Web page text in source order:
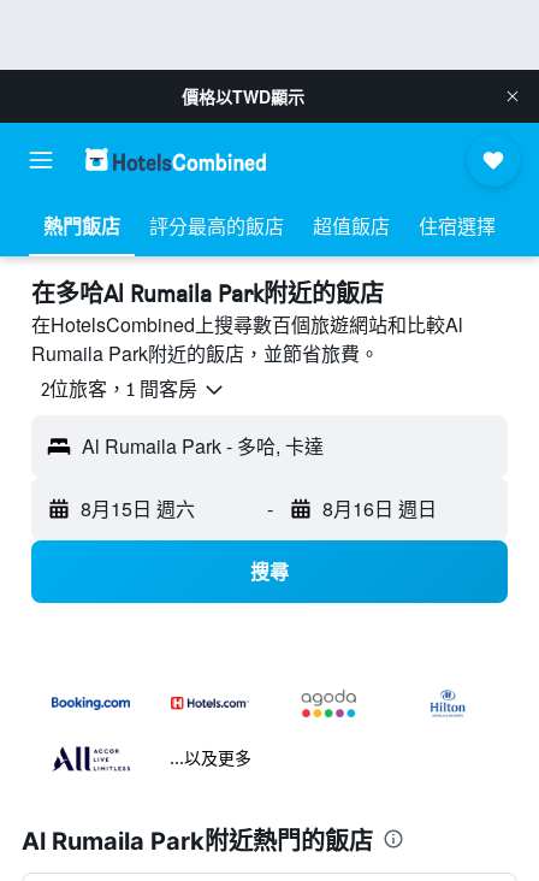
價格以TWD顯示
熱門飯店 評分最高的飯店 超值飯店 住宿選擇
​在多哈Al Rumaila Park附近​的飯店
在HotelsCombined上搜尋數百個旅遊網站和比較Al
Rumaila Park附近的飯店，並節省旅費。
2位旅客，1 間客房
Al Rumaila Park - 多哈, 卡達
8月15日 週六 - 8月16日 週日
搜尋
...以及更多
Al Rumaila Park附近熱門的飯店